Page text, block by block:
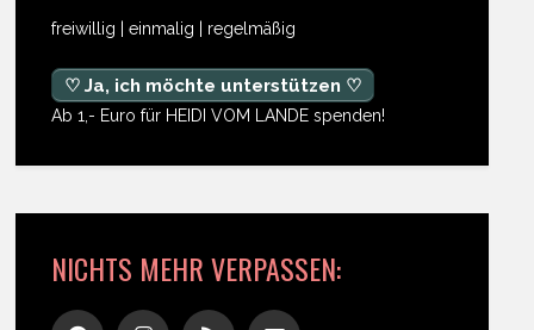
freiwillig | einmalig | regelmäßig
♡ Ja, ich möchte unterstützen ♡
Ab 1,- Euro für HEIDI VOM LANDE spenden!
NICHTS MEHR VERPASSEN: